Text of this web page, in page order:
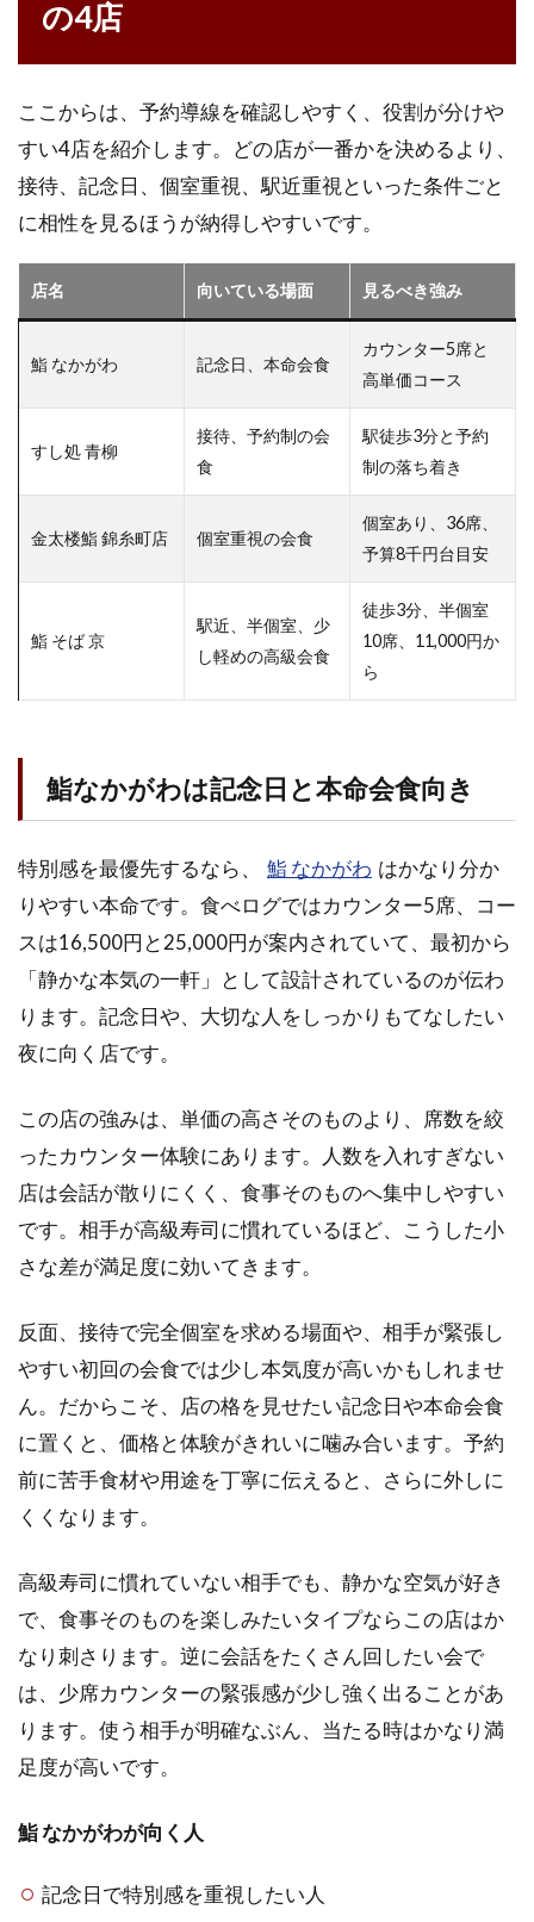
の4店
ここからは、予約導線を確認しやすく、役割が分けや
すい4店を紹介します。どの店が一番かを決めるより、
接待、記念日、個室重視、駅近重視といった条件ごと
に相性を見るほうが納得しやすいです。
店名 向いている場面 見るべき強み
鮨 なかがわ 記念日、本命会食
カウンター5席と
高単価コース
すし処 青柳
接待、予約制の会
食
駅徒歩3分と予約
制の落ち着き
金太楼鮨 錦糸町店 個室重視の会食
個室あり、36席、
予算8千円台目安
鮨 そば 京
駅近、半個室、少
し軽めの高級会食
徒歩3分、半個室
10席、11,000円か
ら
鮨なかがわは記念日と本命会食向き
特別感を最優先するなら、 鮨 なかがわ はかなり分か
りやすい本命です。食べログではカウンター5席、コー
スは16,500円と25,000円が案内されていて、最初から
「静かな本気の一軒」として設計されているのが伝わ
ります。記念日や、大切な人をしっかりもてなしたい
夜に向く店です。
この店の強みは、単価の高さそのものより、席数を絞
ったカウンター体験にあります。人数を入れすぎない
店は会話が散りにくく、食事そのものへ集中しやすい
です。相手が高級寿司に慣れているほど、こうした小
さな差が満足度に効いてきます。
反面、接待で完全個室を求める場面や、相手が緊張し
やすい初回の会食では少し本気度が高いかもしれませ
ん。だからこそ、店の格を見せたい記念日や本命会食
に置くと、価格と体験がきれいに噛み合います。予約
前に苦手食材や用途を丁寧に伝えると、さらに外しに
くくなります。
高級寿司に慣れていない相手でも、静かな空気が好き
で、食事そのものを楽しみたいタイプならこの店はか
なり刺さります。逆に会話をたくさん回したい会で
は、少席カウンターの緊張感が少し強く出ることがあ
ります。使う相手が明確なぶん、当たる時はかなり満
足度が高いです。
鮨 なかがわが向く人
記念日で特別感を重視したい人